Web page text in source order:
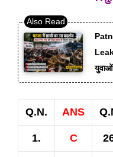
Leak
Q.N. ANS
1. C